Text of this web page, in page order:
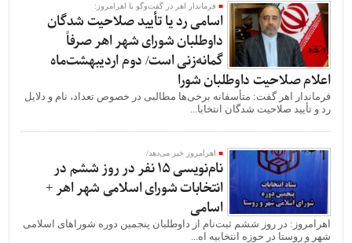
فرماندار اهر در گفت‌وگو با اهرامروز:
اسامی رد یا تأیید صلاحیت شدگان
داوطلبان شورای شهر اهر صرفاً
گمانه‌زنی است/ دوم اردیبهشت‌ماه
اعلام صلاحیت داوطلبان شورا
فرماندار اهر گفت: متأسفانه برخی‌ها مطالبی در خصوص تعداد، نام و دلایل
رد و تأیید صلاحیت شدگان انتخابا...
اهرامروز خبر می‌دهد/
نام‌نویسی 15 نفر در روز ششم در
انتخابات شورای اسلامی شهر اهر +
اسامی
اهرامروز: در روز ششم ثبت‌نام از داوطلبان پنجمین دوره شوراهای اسلامی
شهر و روستا در حوزه انتخابیه اه...